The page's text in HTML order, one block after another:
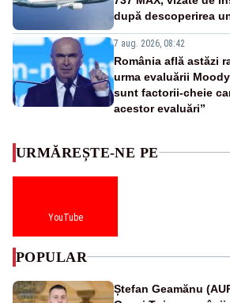
după descoperirea
7 aug. 2026, 08:42
România află astăzi
urma evaluării
sunt factorii-cheie
acestor evaluări”
URMĂREȘTE-NE PE
YouTube
POPULAR
Ștefan Geamănu